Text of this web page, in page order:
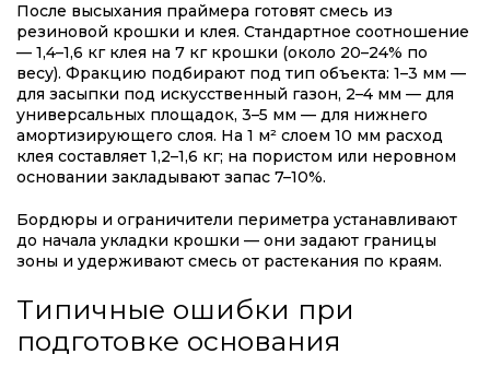
После высыхания праймера готовят смесь из
резиновой крошки и клея. Стандартное соотношение
— 1,4–1,6 кг клея на 7 кг крошки (около 20–24% по
весу). Фракцию подбирают под тип объекта: 1–3 мм —
для засыпки под искусственный газон, 2–4 мм — для
универсальных площадок, 3–5 мм — для нижнего
амортизирующего слоя. На 1 м² слоем 10 мм расход
клея составляет 1,2–1,6 кг; на пористом или неровном
основании закладывают запас 7–10%.
Бордюры и ограничители периметра устанавливают
до начала укладки крошки — они задают границы
зоны и удерживают смесь от растекания по краям.
Типичные ошибки при
подготовке основания